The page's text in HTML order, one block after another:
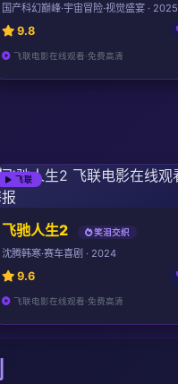
国产科幻巅峰·宇宙冒险·视觉盛宴 · 2025
9.8
飞联电影在线观看·免费高清
飞联
飞驰人生2 笑泪交织
沈腾韩寒·赛车喜剧 · 2024
9.6
飞联电影在线观看·免费高清